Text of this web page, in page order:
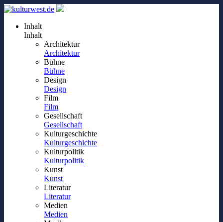
Inhalt
Inhalt
Architektur
Architektur
Bühne
Bühne
Design
Design
Film
Film
Gesellschaft
Gesellschaft
Kulturgeschichte
Kulturgeschichte
Kulturpolitik
Kulturpolitik
Kunst
Kunst
Literatur
Literatur
Medien
Medien